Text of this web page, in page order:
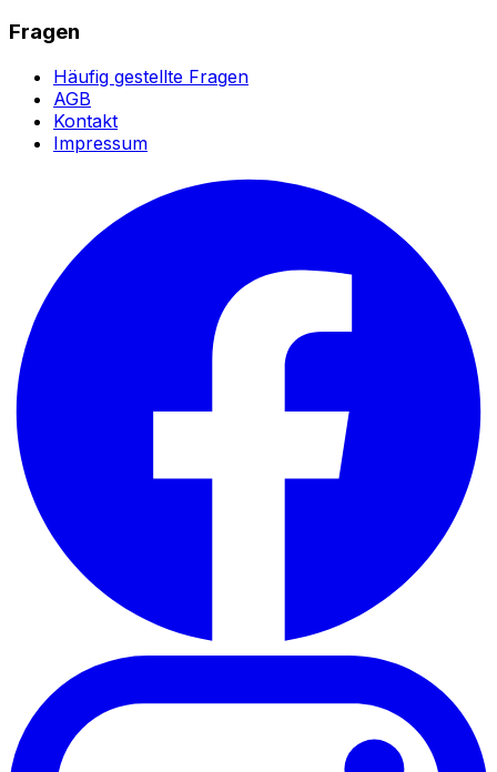
Fragen
Häufig gestellte Fragen
AGB
Kontakt
Impressum